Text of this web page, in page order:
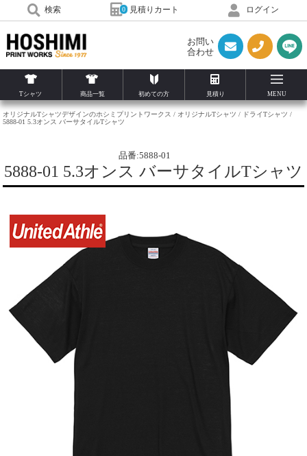
検索 0 見積りカート ログイン
お問い
合わせ
Tシャツ 商品一覧 初めての方 見積り MENU
オリジナルTシャツデザインのホシミプリントワークス オリジナルTシャツ
ドライTシャツ
5888-01 5.3オンス バーサタイルTシャツ
品番:5888-01
5888-01 5.3オンス バーサタイルTシャツ